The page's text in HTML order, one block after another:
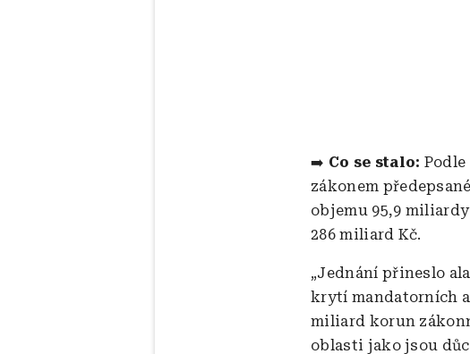
➡️ Co se stalo:
zákonem
objemu 95,9
286 miliard Kč.
„Jednání přineslo
krytí mandatorních
miliard korun
oblasti jako jsou